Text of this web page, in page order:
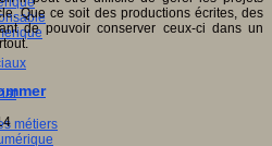
métiers
Que ce soit des productions écrites, des
de pouvoir conserver ceux-ci dans un